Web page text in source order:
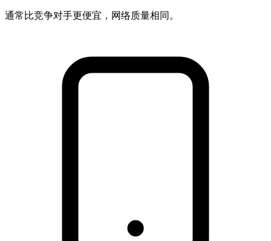
通常比竞争对手更便宜，网络质量相同。